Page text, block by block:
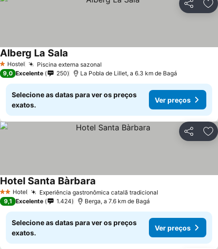
Partilhar
1 Estrelas
Hostel Piscina externa sazonal
Alberg La Sala
9,0 Excelente 250 La Pobla de Lillet, a 6.3 km de Bagá
Selecione as datas para ver os preços
exatos.
Ver preços
Partilhar
2 Estrelas
Hotel Experiência gastronômica catalã tradicional
Hotel Santa Bàrbara
9,1 Excelente 1.424 Berga, a 7.6 km de Bagá
Selecione as datas para ver os preços
exatos.
Ver preços